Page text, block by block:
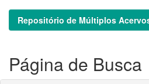
Repositório de Múltiplos
Página de Busca